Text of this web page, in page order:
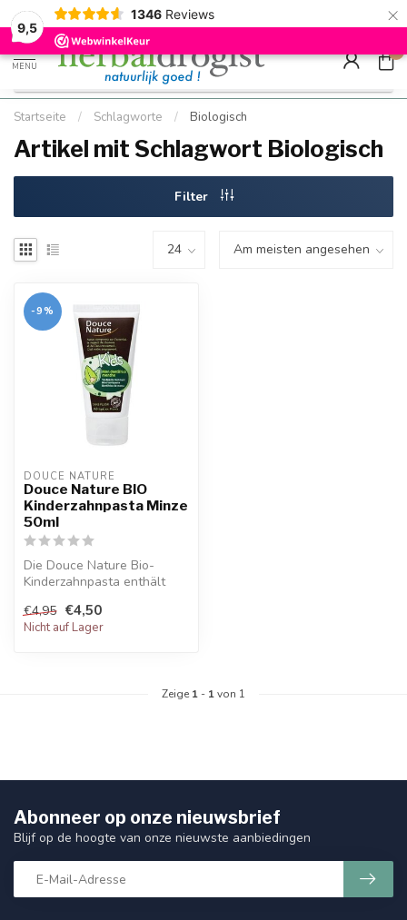
9,5
1346 Reviews ×
Kostenloser DE-Versand ab Mindestbestellwert |
Schnell geliefert
Minimum
Hızlı
MENU
0
Startseite / Schlagworte / Biologisch
Artikel mit Schlagwort Biologisch
Filter
-9%
DOUCE NATURE
Douce Nature BIO
Kinderzahnpasta Minze
50ml
Die Douce Nature Bio-
Kinderzahnpasta enthält
speziell ...
€4,95 €4,50
Nicht auf Lager
Zeige 1 - 1von 1
Abonneer op onze nieuwsbrief
Blijf op de hoogte van onze nieuwste aanbiedingen